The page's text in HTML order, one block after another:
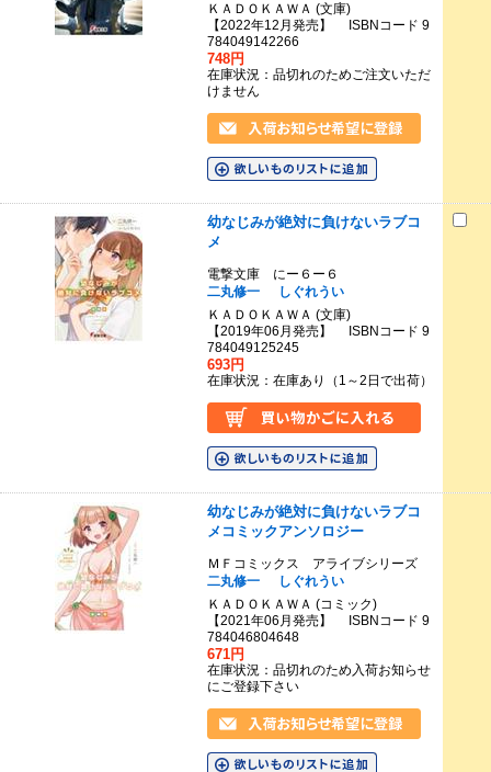
ＫＡＤＯＫＡＷＡ (文庫)
【2022年12月発売】 ISBNコード 9
784049142266
748円
在庫状況：品切れのためご注文いただ
けません
幼なじみが絶対に負けないラブコ
メ
電撃文庫 にー６ー６
二丸修一
しぐれうい
ＫＡＤＯＫＡＷＡ (文庫)
【2019年06月発売】 ISBNコード 9
784049125245
693円
在庫状況：在庫あり（1～2日で出荷）
幼なじみが絶対に負けないラブコ
メコミックアンソロジー
ＭＦコミックス アライブシリーズ
二丸修一
しぐれうい
ＫＡＤＯＫＡＷＡ (コミック)
【2021年06月発売】 ISBNコード 9
784046804648
671円
在庫状況：品切れのため入荷お知らせ
にご登録下さい